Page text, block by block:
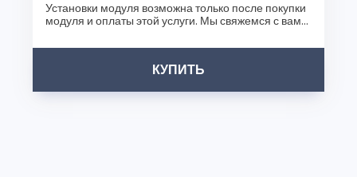
Установки модуля возможна только после покупки
модуля и оплаты этой услуги. Мы свяжемся с вами
КУПИТЬ